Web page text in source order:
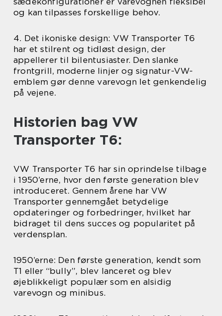
og kan tilpasses forskellige behov.
4. Det ikoniske design: VW Transporter T6
har et stilrent og tidløst design, der
appellerer til bilentusiaster. Den slanke
frontgrill, moderne linjer og signatur-VW-
emblem gør denne varevogn let genkendelig
på vejene.
Historien bag VW
Transporter T6:
VW Transporter T6 har sin oprindelse tilbage
i 1950’erne, hvor den første generation blev
introduceret. Gennem årene har VW
Transporter gennemgået betydelige
opdateringer og forbedringer, hvilket har
bidraget til dens succes og popularitet på
verdensplan.
1950’erne: Den første generation, kendt som
T1 eller “bully”, blev lanceret og blev
øjeblikkeligt populær som en alsidig
varevogn og minibus.